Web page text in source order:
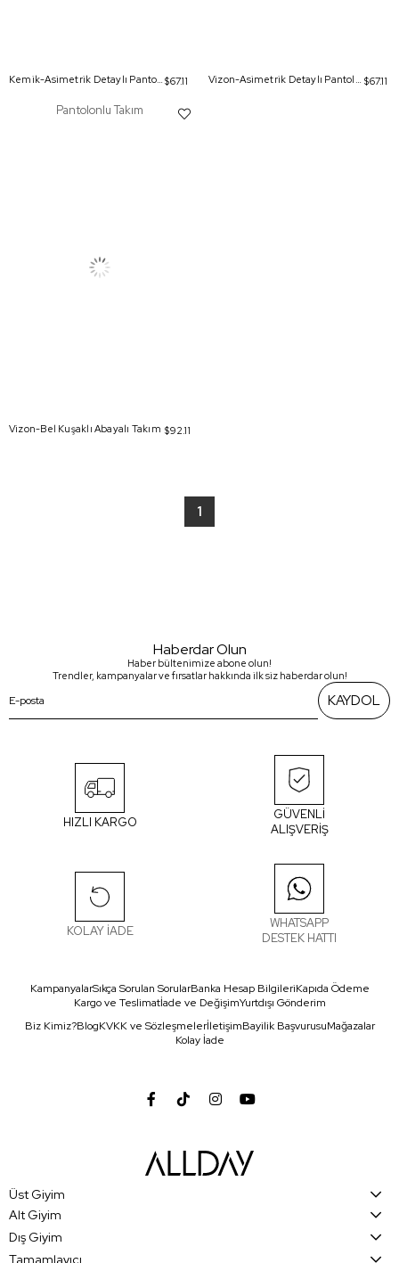
Kemik-Asimetrik Detaylı Pantolonlu Takım $67.11 Vizon-Asimetrik Detaylı Pantolonlu Takım $67.11
Pantolonlu Takım
Vizon-Bel Kuşaklı Abayalı Takım $92.11
1
Haberdar Olun
Haber bültenimize abone olun!
Trendler, kampanyalar ve fırsatlar hakkında ilk siz haberdar olun!
KAYDOL
HIZLI KARGO
GÜVENLİ
ALIŞVERİŞ
KOLAY İADE
WHATSAPP
DESTEK HATTI
KampanyalarSıkça Sorulan SorularBanka Hesap BilgileriKapıda Ödeme
Kargo ve Teslimatİade ve DeğişimYurtdışı Gönderim
Biz Kimiz?BlogKVKK ve SözleşmelerİletişimBayilik BaşvurusuMağazalar
Kolay İade
Üst Giyim
Alt Giyim
Dış Giyim
Tamamlayıcı